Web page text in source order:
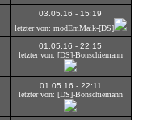
03.05.16 - 15:19
letzter von: modEmMaik-[DS]
01.05.16 - 22:15
letzter von: [DS]-Bonschiemann
01.05.16 - 22:11
letzter von: [DS]-Bonschiemann